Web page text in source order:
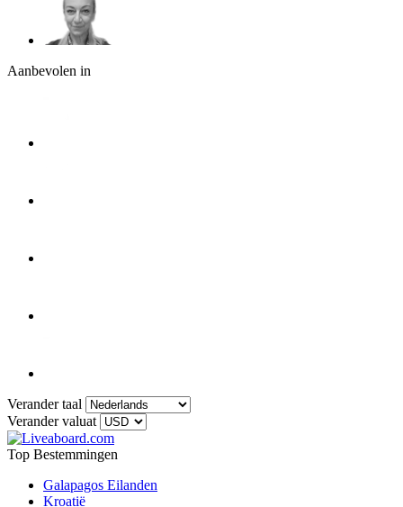
Aanbevolen in
Verander taal
Verander valuat
Top Bestemmingen
Galapagos Eilanden
Kroatië